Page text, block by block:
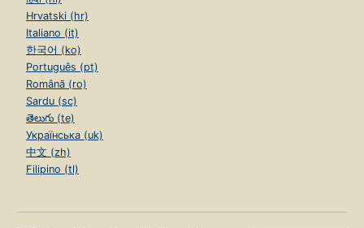
Hrvatski (hr)
Italiano (it)
한국어 (ko)
Português (pt)
Română (ro)
Sardu (sc)
తెలుగు (te)
Українська (uk)
中文 (zh)
Filipino (tl)